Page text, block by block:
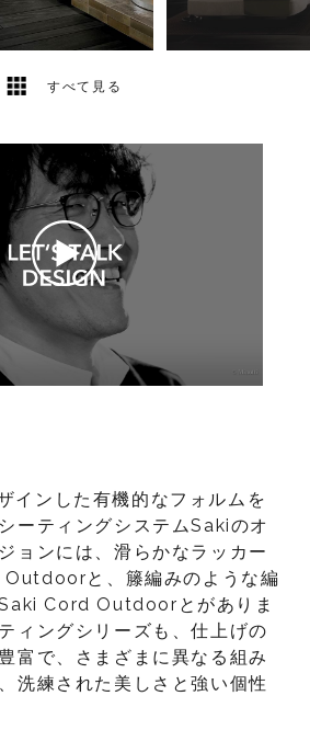
すべて見る
インした有機的なフォルムを
ーティングシステムSakiのオ
ョンには、滑らかなラッカー
Outdoorと、籐編みのような編
Cord Outdoorとがありま
ィングシリーズも、仕上げの
富で、さまざまに異なる組み
洗練された美しさと強い個性